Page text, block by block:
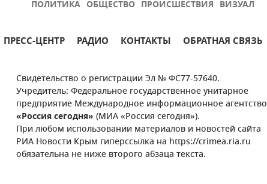
ПОЛИТИКА ОБЩЕСТВО ПРОИСШЕСТВИЯ ВИЗУАЛ
ПРЕСС-ЦЕНТР РАДИО КОНТАКТЫ ОБРАТНАЯ СВЯЗЬ
Свидетельство о регистрации Эл № ФС77-57640.
Учредитель: Федеральное государственное унитарное
предприятие Международное информационное агентство
«Россия сегодня» (МИА «Россия сегодня»).
При любом использовании материалов и новостей сайта
РИА Новости Крым гиперссылка на https://crimea.ria.ru
обязательна не ниже второго абзаца текста.